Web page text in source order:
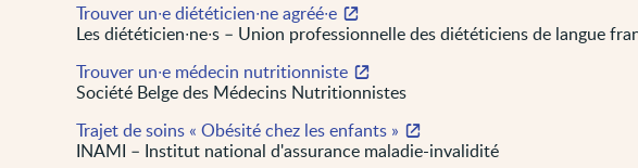
Trouver un∙e diététicien∙ne agréé∙e
Les diététicien∙ne∙s – Union professionnelle des diététiciens de langue
Trouver un∙e médecin nutritionniste
Société Belge des Médecins Nutritionnistes
Trajet de soins « Obésité chez les enfants »
INAMI – Institut national d'assurance maladie-invalidité